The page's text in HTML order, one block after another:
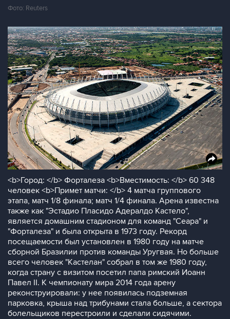
Фото: Reuters
<b>Город: </b> Форталеза <b>Вместимость: </b> 60 348
человек <b>Примет матчи: </b> 4 матча группового
этапа, матч 1/8 финала; матч 1/4 финала. Арена известна
также как "Эстадио Пласидо Адералдо Кастело",
является домашним стадионом для команд "Сеара" и
"Форталеза" и была открыта в 1973 году. Рекорд
посещаемости был установлен в 1980 году на матче
сборной Бразилии против команды Уругвая. Но больше
всего человек "Кастелан" собрал в том же 1980 году,
когда страну с визитом посетил папа римский Иоанн
Павел II. К чемпионату мира 2014 года арену
реконструировали: у нее появилась подземная
парковка, крыша над трибунами стала больше, а сектора
болельщиков перестроили и сделали сидячими.